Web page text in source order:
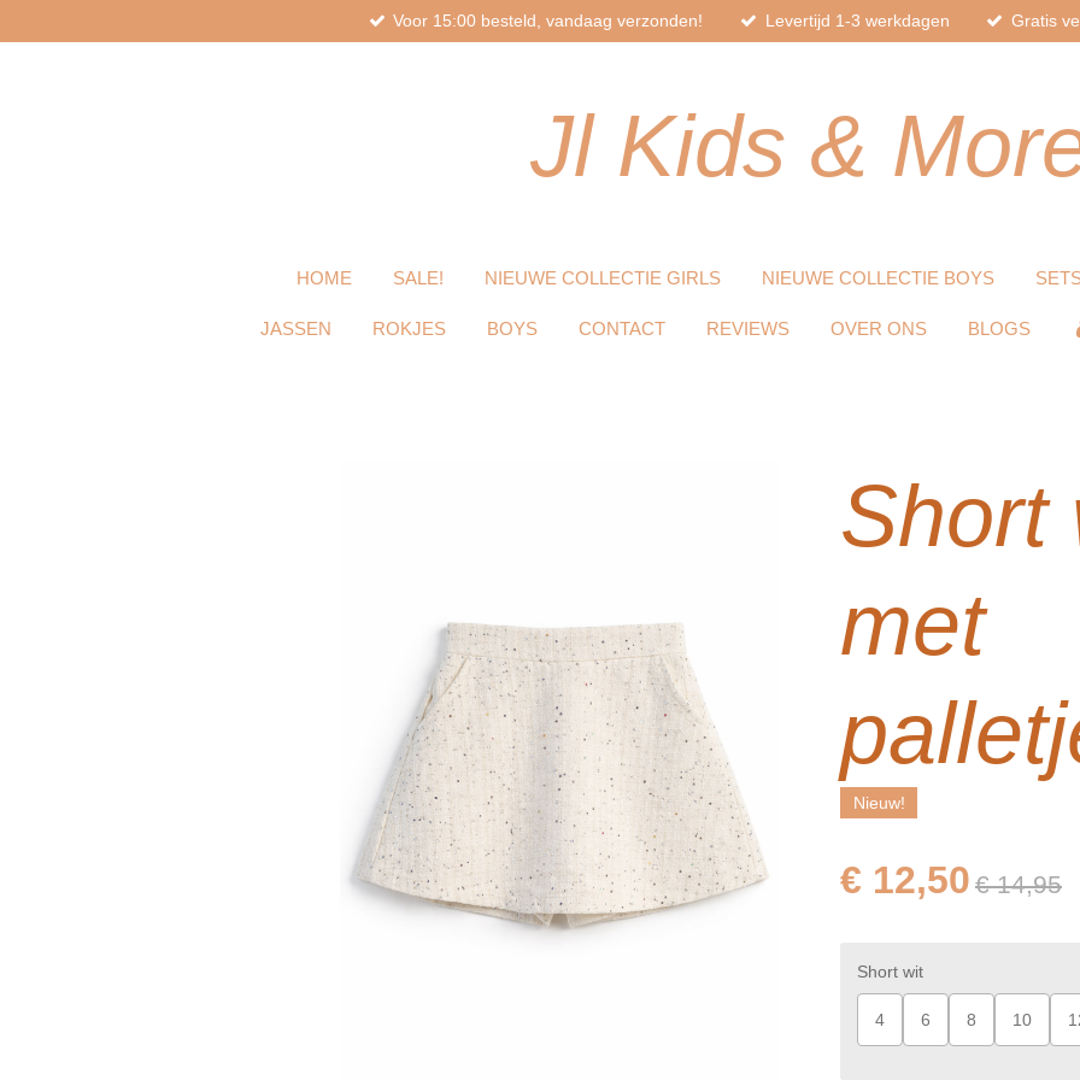
direct
Voor 15:00 besteld, vandaag verzonden! Levertijd 1-3 werkdagen Gratis
JlKids &
HOME SALE! NIEUWE COLLECTIE GIRLS NIEUWE COLLECTIE BOYS
JASSEN ROKJES BOYS CONTACT REVIEWS OVER ONS BLOGS
Short
met
Nieuw!
€ 12,50 € 14,95
Short wit
4 6 8 10